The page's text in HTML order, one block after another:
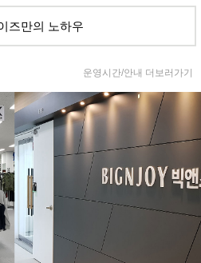
즈만의 노하우
운영시간/안내 더보러가기